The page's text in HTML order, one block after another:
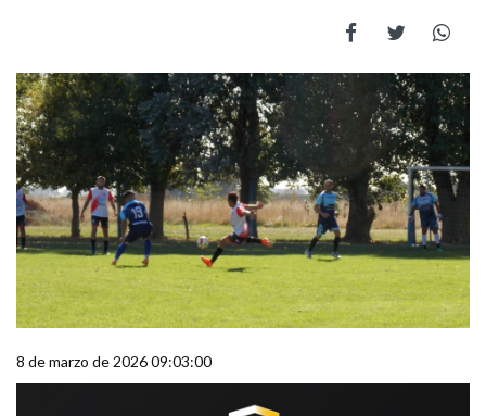
8 de marzo de 2026 09:03:00